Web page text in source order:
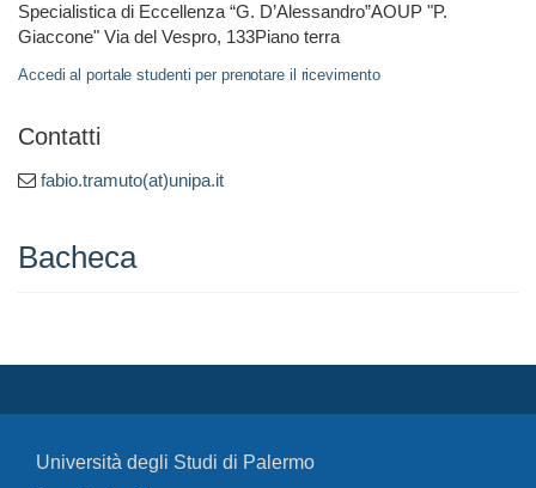
Specialistica di Eccellenza “G. D’Alessandro”AOUP "P.
Giaccone" Via del Vespro, 133Piano terra
Accedi al portale studenti per prenotare il ricevimento
Contatti
fabio.tramuto(at)unipa.it
Bacheca
Università degli Studi di Palermo